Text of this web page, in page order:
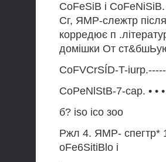
CoFeSiB і
Сг, ЯМР-слежтр
корредює п
домішки От
CoFVCrSÍD-T-iurp.-----
CoPeNlStB-7-cap. • • •
б? iso ico зоо
Ржл 4. ЯМР- спегтр*
oFe6SitiBlo i